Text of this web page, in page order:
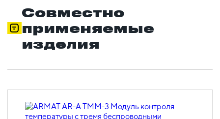
Совместно
применяемые
изделия